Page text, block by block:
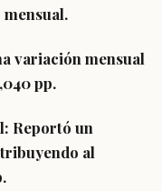
variación mensual
pp.
Reportó un
al